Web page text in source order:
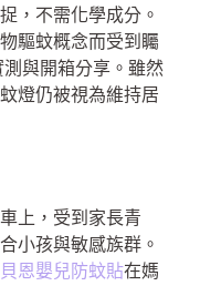
，不需化學成分。
驅蚊概念而受到矚
與開箱分享。雖然
燈仍被視為維持居
上，受到家長青
小孩與敏感族群。
貝恩嬰兒防蚊貼在媽